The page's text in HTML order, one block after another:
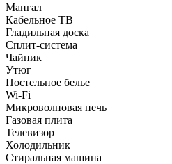
Мангал
Кабельное ТВ
Гладильная доска
Сплит-система
Чайник
Утюг
Постельное белье
Wi-Fi
Микроволновая печь
Газовая плита
Телевизор
Холодильник
Стиральная машина